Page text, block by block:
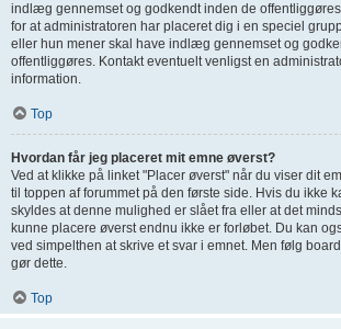
indlæg gennemset og godkendt inden de
for at administratoren har placeret dig i en speciel
eller hun mener skal have indlæg gennemset og
offentliggøres. Kontakt eventuelt venligst en
information.
Top
Hvordan får jeg placeret mit emne øverst?
Ved at klikke på linket "Placer øverst" når du viser dit
til toppen af forummet på den første side. Hvis du ikke
skyldes at denne mulighed er slået fra eller at det
kunne placere øverst endnu ikke er forløbet. Du kan
ved simpelthen at skrive et svar i emnet. Men følg
gør dette.
Top